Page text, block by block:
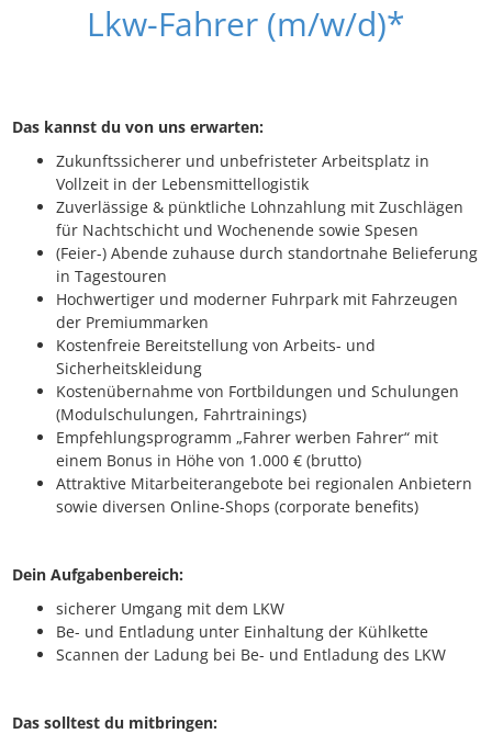
Lkw-Fahrer (m/w/d)*
Das kannst du von uns erwarten:
Zukunftssicherer und unbefristeter Arbeitsplatz in
Vollzeit in der Lebensmittellogistik
Zuverlässige & pünktliche Lohnzahlung mit Zuschlägen
für Nachtschicht und Wochenende sowie Spesen
(Feier-) Abende zuhause durch standortnahe Belieferung
in Tagestouren
Hochwertiger und moderner Fuhrpark mit Fahrzeugen
der Premiummarken
Kostenfreie Bereitstellung von Arbeits- und
Sicherheitskleidung
Kostenübernahme von Fortbildungen und Schulungen
(Modulschulungen, Fahrtrainings)
Empfehlungsprogramm „Fahrer werben Fahrer“ mit
einem Bonus in Höhe von 1.000 € (brutto)
Attraktive Mitarbeiterangebote bei regionalen Anbietern
sowie diversen Online-Shops (corporate benefits)
Dein Aufgabenbereich:
sicherer Umgang mit dem LKW
Be- und Entladung unter Einhaltung der Kühlkette
Scannen der Ladung bei Be- und Entladung des LKW
Das solltest du mitbringen: